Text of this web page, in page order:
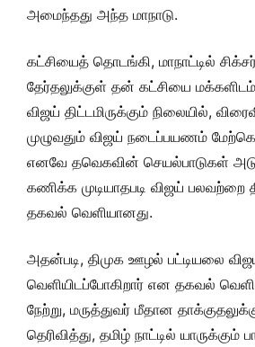
அமைந்தது அந்த மாநாடு.
கட்சியைத் தொடங்கி, மாநாட்டில்
தேர்தலுக்குள் தன் கட்சியை
விஜய் திட்டமிருக்கும் நிலையில்,
முழுவதும் விஜய் நடைப்பயணம்
எனவே தவெகவின் செயல்பாடுகள்
கணிக்க முடியாதபடி விஜய் பலவற்றை
தகவல் வெளியானது.
அதன்படி, திமுக ஊழல் பட்டியலை
வெளியிடப்போகிறார் என தகவல்
நேற்று, மருத்துவர் மீதான
தெரிவித்து, தமிழ் நாட்டில் யாருக்கும்